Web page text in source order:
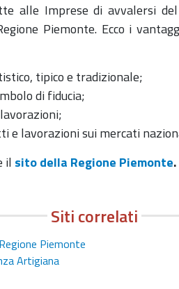
alle Imprese di avvalersi
Piemonte. Ecco i
tipico e tradizionale;
di fiducia;
e lavorazioni sui mercati
il sito della Regione Piemonte.
Siti correlati
Piemonte
Artigiana